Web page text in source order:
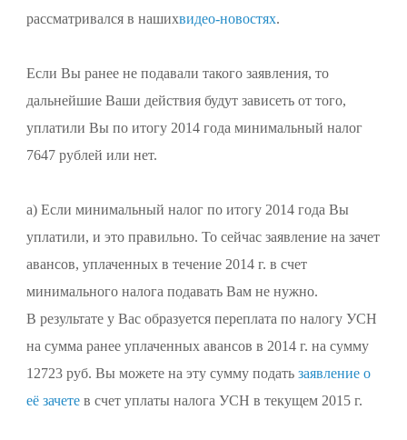
рассматривался в нашихвидео-новостях.
Если Вы ранее не подавали такого заявления, то
дальнейшие Ваши действия будут зависеть от того,
уплатили Вы по итогу 2014 года минимальный налог
7647 рублей или нет.
а) Если минимальный налог по итогу 2014 года Вы
уплатили, и это правильно. То сейчас заявление на зачет
авансов, уплаченных в течение 2014 г. в счет
минимального налога подавать Вам не нужно.
В результате у Вас образуется переплата по налогу УСН
на сумма ранее уплаченных авансов в 2014 г. на сумму
12723 руб. Вы можете на эту сумму подать заявление о
её зачете в счет уплаты налога УСН в текущем 2015 г.